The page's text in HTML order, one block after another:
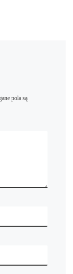
pola są